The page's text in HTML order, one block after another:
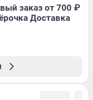
заказ от 700 ₽
Доставка